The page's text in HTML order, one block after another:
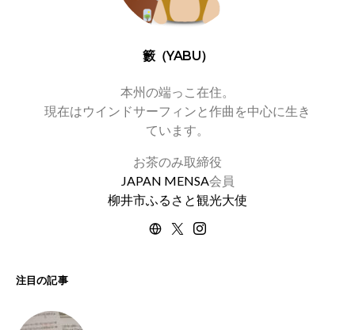
籔（YABU）
本州の端っこ在住。
現在はウインドサーフィンと作曲を中心に生き
ています。
お茶のみ取締役
JAPAN MENSA会員
柳井市ふるさと観光大使
注目の記事